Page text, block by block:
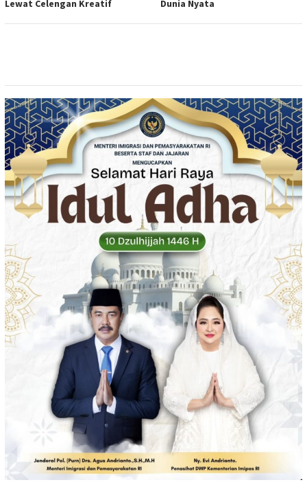
Lewat Celengan Kreatif
Dunia Nyata